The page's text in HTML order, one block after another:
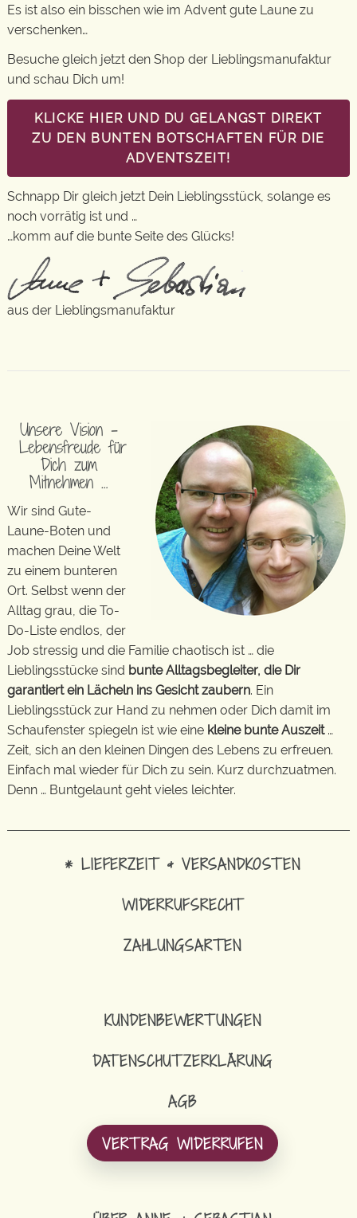
Es ist also ein bisschen wie im Advent gute Laune zu
verschenken…
Besuche gleich jetzt den Shop der Lieblingsmanufaktur
und schau Dich um!
KLICKE HIER UND DU GELANGST DIREKT
ZU DEN BUNTEN BOTSCHAFTEN FÜR DIE
ADVENTSZEIT!
Schnapp Dir gleich jetzt Dein Lieblingsstück, solange es
noch vorrätig ist und …
…komm auf die bunte Seite des Glücks!
aus der Lieblingsmanufaktur
Unsere Vision –
Lebensfreude für
Dich zum
Mitnehmen …
Wir sind Gute-
Laune-Boten und
machen Deine Welt
zu einem bunteren
Ort. Selbst wenn der
Alltag grau, die To-
Do-Liste endlos, der
Job stressig und die Familie chaotisch ist … die
Lieblingsstücke sind bunte Alltagsbegleiter, die Dir
garantiert ein Lächeln ins Gesicht zaubern. Ein
Lieblingsstück zur Hand zu nehmen oder Dich damit im
Schaufenster spiegeln ist wie eine kleine bunte Auszeit…
Zeit, sich an den kleinen Dingen des Lebens zu erfreuen.
Einfach mal wieder für Dich zu sein. Kurz durchzuatmen.
Denn … Buntgelaunt geht vieles leichter.
* LIEFERZEIT & VERSANDKOSTEN
WIDERRUFSRECHT
ZAHLUNGSARTEN
KUNDENBEWERTUNGEN
DATENSCHUTZERKLÄRUNG
AGB
VERTRAG WIDERRUFEN